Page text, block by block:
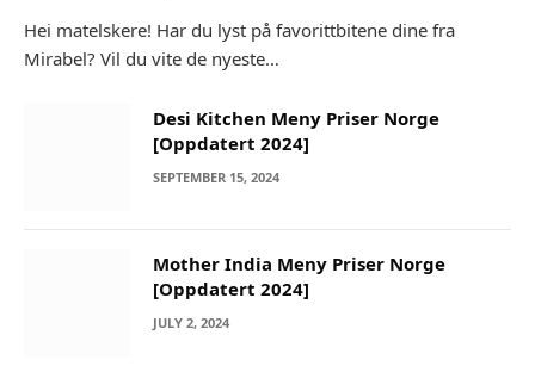
Hei matelskere! Har du lyst på favorittbitene dine fra
Mirabel? Vil du vite de nyeste…
Desi Kitchen Meny Priser Norge
[Oppdatert 2024]
SEPTEMBER 15, 2024
Mother India Meny Priser Norge
[Oppdatert 2024]
JULY 2, 2024